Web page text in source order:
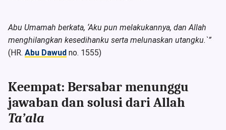
Abu Umamah berkata, ‘Aku pun melakukannya, dan Allah
menghilangkan kesedihanku serta melunaskan utangku.`”
(HR. Abu Dawud no. 1555)
Keempat: Bersabar menunggu
jawaban dan solusi dari Allah
Ta’ala